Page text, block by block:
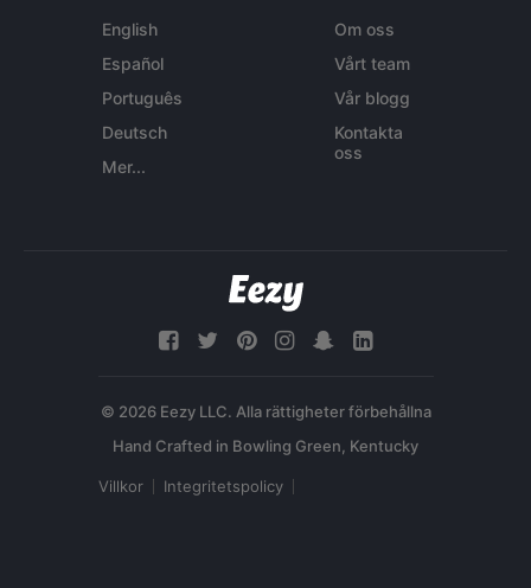
English
Español
Português
Deutsch
Mer...
Om oss
Vårt team
Vår blogg
Kontakta
oss
© 2026 Eezy LLC. Alla rättigheter förbehållna
Villkor Integritetspolicy